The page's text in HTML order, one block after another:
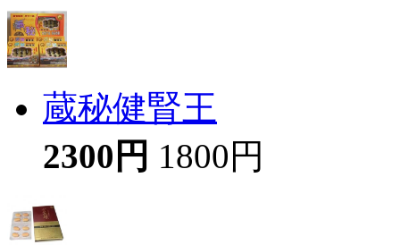
蔵秘健腎王
2300円 1800円